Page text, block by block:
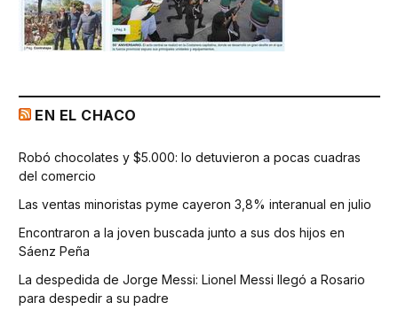
EN EL CHACO
Robó chocolates y $5.000: lo detuvieron a pocas cuadras
del comercio
Las ventas minoristas pyme cayeron 3,8% interanual en julio
Encontraron a la joven buscada junto a sus dos hijos en
Sáenz Peña
La despedida de Jorge Messi: Lionel Messi llegó a Rosario
para despedir a su padre